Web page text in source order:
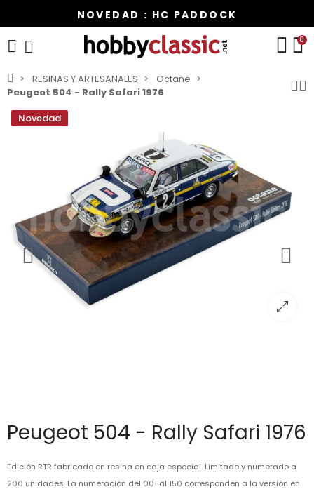
NOVEDAD : HC PADDOCK
0
RESINAS Y ARTESANALES
Octane
Peugeot 504 - Rally Safari 1976
Novedad
Peugeot 504 - Rally Safari 1976
Edición RTR fabricado en resina en caja especial. Limitado y numerado a
200 unidades. La numeración del 001 al 150 corresponden a la versión en